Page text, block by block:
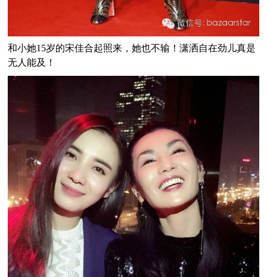
和小她15岁的宋佳合起照来，她也不输！潇洒自在劲儿真是
无人能及！